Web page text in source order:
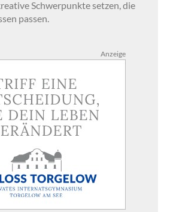
Schwerpunkte setzen, die
passen.
Anzeige